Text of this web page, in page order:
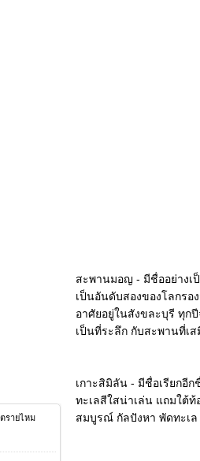
สะพานมอญ - มีชื่ออย่างเ
เป็นอันดับสองของโลกรอ
อาศัยอยู่ในสังขละบุรี ทุก
เป็นที่ระลึก กับสะพานที่เ
เกาะสิมิลัน - มีชื่อเรียกอี
ทะเลสีใสน่าเล่น แถมใต้ท้
สมบูรณ์ กัลปังหา พัดทะเล